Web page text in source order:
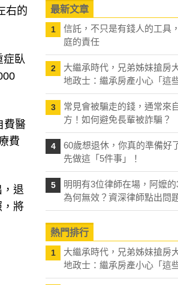
右的
症臥
費醫
費
，退
，將
最新文章
1
信託，不只是有錢人的工具
庭的責任
2
大繼承時代，兄弟姊妹搶房
地政士：繼承房產小心「這
3
常見會被騙走的錢，通常來
方！如何避免長輩被詐騙？
4
60歲想退休，你真的準備好
先做這「5件事」！
5
明明有3位律師在場，阿嬤
為何無效？資深律師點出問
熱門排行
1
大繼承時代，兄弟姊妹搶房
地政士：繼承房產小心「這